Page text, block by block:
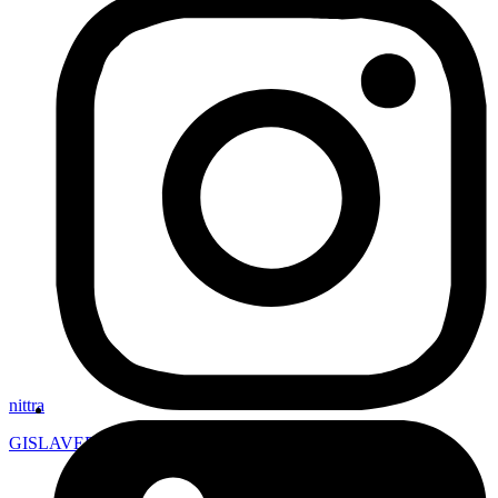
nittra
GISLAVED